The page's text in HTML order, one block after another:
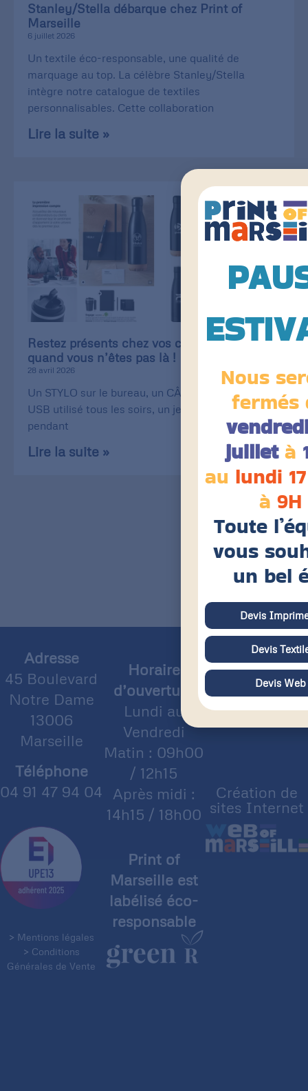
Stanley/Stella débarque chez Print of
Marseille
6 juillet 2026
Un textile éco-responsable, une qualité de
marquage au top. La célèbre Stanley/Stella
intègre notre catalogue de textiles
personnalisables. Cette collaboration
Lire la suite »
Restez présents chez vos clients, même
quand vous n’êtes pas là !
28 avril 2026
Un STYLO sur le bureau, un CÂBLE de recharge
USB utilisé tous les soirs, un jeu de CARTE utilisé
pendant
Lire la suite »
Adresse
45 Boulevard
Notre Dame
13006
Marseille
Téléphone
04 91 47 94 04
> Mentions légales
> Conditions
Générales de Vente
Horaire
d’ouverture
Lundi au
Vendredi
Matin : 09h00
/ 12h15
Après midi :
14h15 / 18h00
Print of
Marseille est
labélisé éco-
responsable
Création de
sites Internet
Nous
fermés
juilletà
au lundi
à 9H
Toute
vous
un bel
Devis
Devis
Devis Web